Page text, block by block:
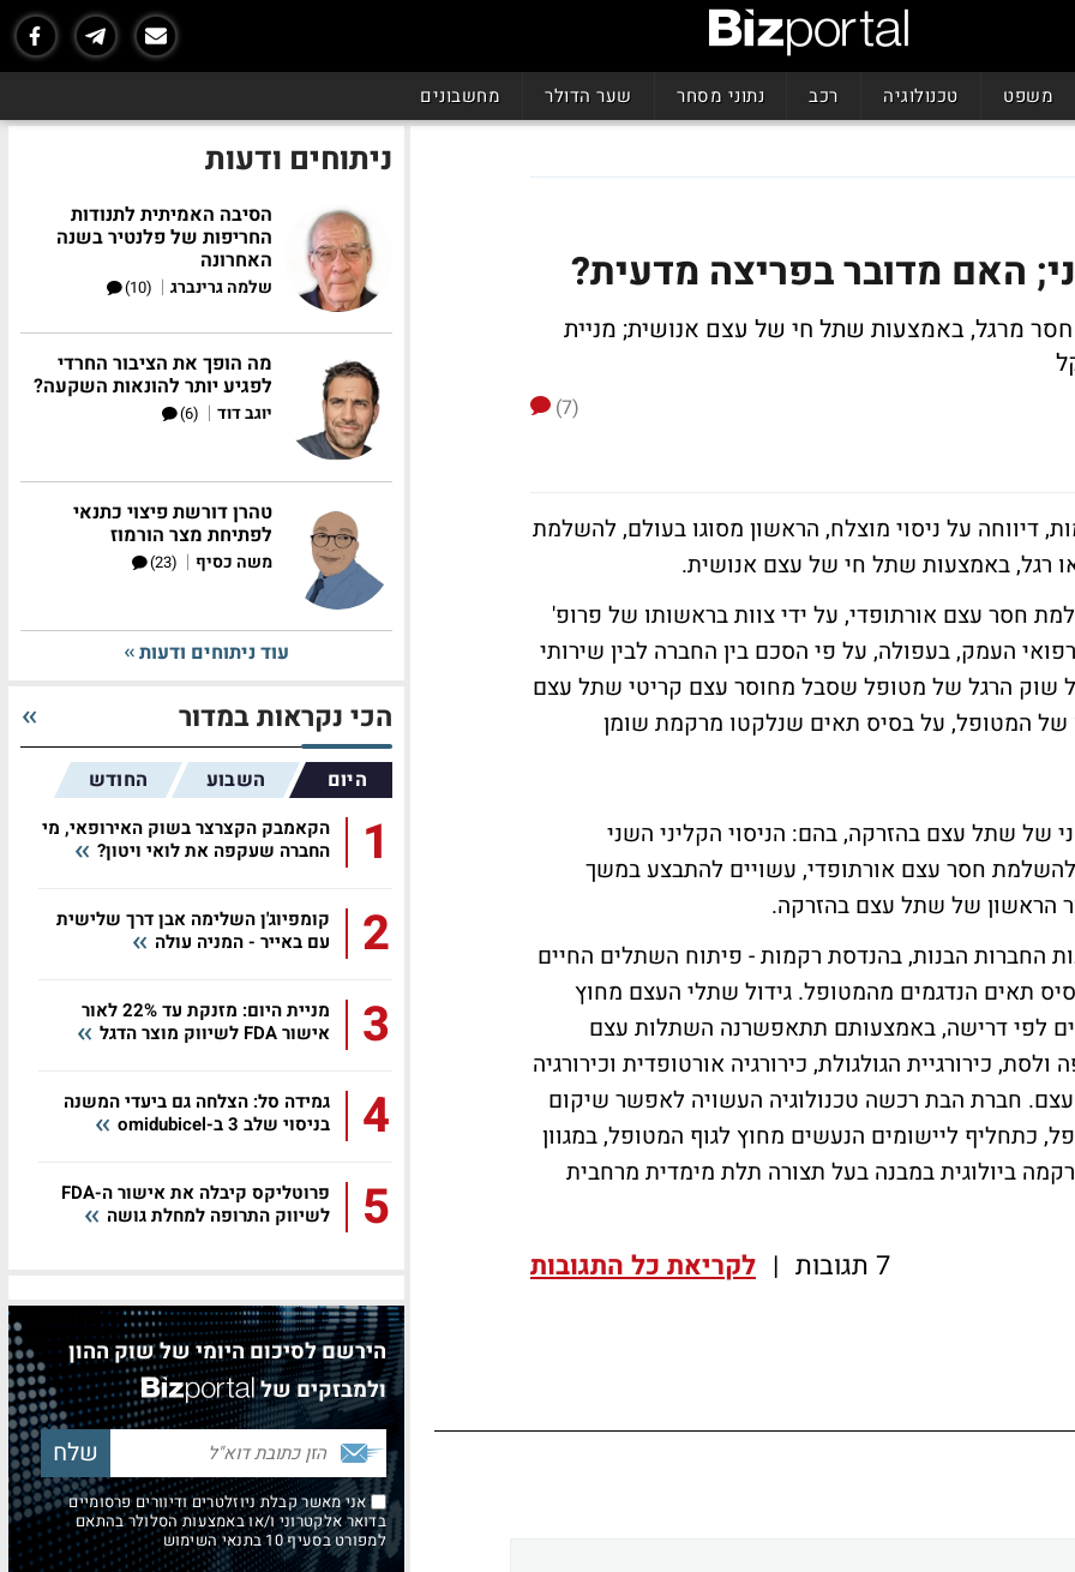
משפט טכנולוגיה רכב נתוני מסחר שער הדולר מחשבונים
האם מדובר בפריצה מדעית?
מרגל, באמצעות שתל חי של עצם אנושית; מניית
(7)
דיווחה על ניסוי מוצלח, הראשון מסוגו בעולם, להשלמת
רגל, באמצעות שתל חי של עצם אנושית.
חסר עצם אורתופדי, על ידי צוות בראשותו של פרופ'
העמק, בעפולה, על פי הסכם בין החברה לבין שירותי
שוק הרגל של מטופל שסבל מחוסר עצם קריטי שתל עצם
של המטופל, על בסיס תאים שנלקטו מרקמת שומן
של שתל עצם בהזרקה, בהם: הניסוי הקליני השני
חסר עצם אורתופדי, עשויים להתבצע במשך
הראשון של שתל עצם בהזרקה.
החברות הבנות, בהנדסת רקמות - פיתוח השתלים החיים
תאים הנדגמים מהמטופל. גידול שתלי העצם מחוץ
לפי דרישה, באמצעותם תתאפשרנה השתלות עצם
כירורגיית הגולגולת, כירורגיה אורטופדית וכירורגיה
חברת הבת רכשה טכנולוגיה העשויה לאפשר שיקום
כתחליף ליישומים הנעשים מחוץ לגוף המטופל, במגוון
ביולוגית במבנה בעל תצורה תלת מימדית מרחבית
7 תגובות | לקריאת כל התגובות
ניתוחים ודעות
הסיבה האמיתית לתנודות
החריפות של פלנטיר בשנה
האחרונה
שלמה גרינברג |
(10)
מה הופך את הציבור החרדי
לפגיע יותר להונאות השקעה?
יוגב דוד |
(6)
טהרן דורשת פיצוי כתנאי
לפתיחת מצר הורמוז
משה כסיף |
(23)
עוד ניתוחים ודעות
הכי נקראות במדור
היום השבוע החודש
1
הקאמבק הקצרצר בשוק האירופאי, מי
החברה שעקפה את לואי ויטון?
2
קומפיוג'ן השלימה אבן דרך שלישית
עם באייר - המניה עולה
3
מניית היום: מזנקת עד 22% לאור
אישור FDA לשיווק מוצר הדגל
4
גמידה סל: הצלחה גם ביעדי המשנה
בניסוי שלב 3 ב-omidubicel
5
פרוטליקס קיבלה את אישור ה-FDA
לשיווק התרופה למחלת גושה
הירשם לסיכום היומי של שוק ההון
ולמבזקים של
אני מאשר קבלת ניוזלטרים ודיוורים פרסומיים
בדואר אלקטרוני ו/או באמצעות הסלולר בהתאם
למפורט בסעיף 10 בתנאי השימוש